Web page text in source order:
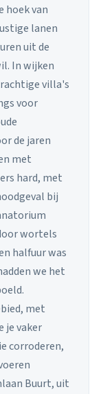
hoek van
lanen
uit de
In wijken
villa's
voor
de jaren
met
hard, met
bij
wortels
halfuur was
we het
met
je vaker
corroderen,
Buurt, uit